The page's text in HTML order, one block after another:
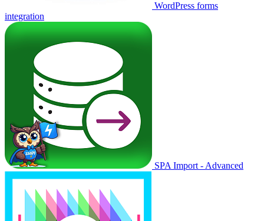
WordPress forms
integration
SPA Import - Advanced